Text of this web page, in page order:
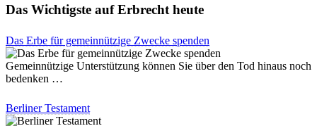
Das Wichtigste auf Erbrecht heute
Das Erbe für gemeinnützige Zwecke spenden
Gemeinnützige Unterstützung können Sie über den Tod hinaus noch
bedenken …
Berliner Testament